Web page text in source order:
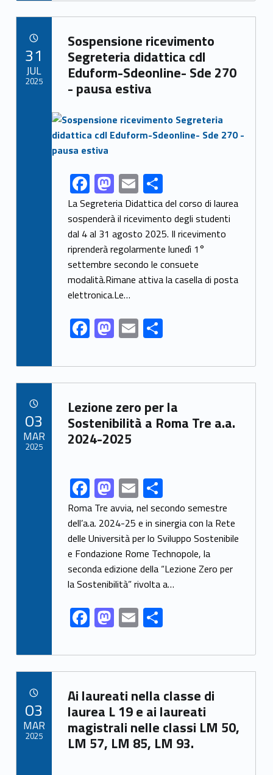
b
o
o
k
d
o
n
l e
Link identifier archive #link-archive-82084
Sospensione ricevimento
Segreteria didattica cdl
Eduform-Sdeonline- Sde 270
- pausa estiva
Link identifier archive #link-archive-thumb-soap-12076
Link identifier share facebook archive #share-link-archive-83378F
ac
e
b
o
o
k
M
as
to
d
o
n
E
m
ai
l
S
h
ar
e
La Segreteria Didattica del corso di laurea
sospenderà il ricevimento degli studenti
dal 4 al 31 agosto 2025. Il ricevimento
riprenderà regolarmente lunedì 1°
settembre secondo le consuete
modalità.Rimane attiva la casella di posta
elettronica.Le…
F
ac
e
b
o
o
k
M
as
to
d
o
n
E
m
ai
l
S
ar
e
31
JUL
2025
Link identifier archive #link-archive-94008
Lezione zero per la
Sostenibilità a Roma Tre a.a.
2024-2025
Link identifier share facebook archive #share-link-archive-8417F
ac
e
b
o
o
k
M
as
to
d
o
n
E
m
ai
l
S
h
ar
e
Roma Tre avvia, nel secondo semestre
dell’a.a. 2024-25 e in sinergia con la Rete
delle Università per lo Sviluppo Sostenibile
e Fondazione Rome Technopole, la
seconda edizione della “Lezione Zero per
la Sostenibilità” rivolta a…
F
ac
e
b
o
o
k
M
as
to
d
o
n
E
m
ai
l
S
h
ar
e
03
MAR
2025
Link identifier archive #link-archive-75382
Ai laureati nella classe di
laurea L 19 e ai laureati
magistrali nelle classi LM 50,
LM 57, LM 85, LM 93.
03
MAR
2025